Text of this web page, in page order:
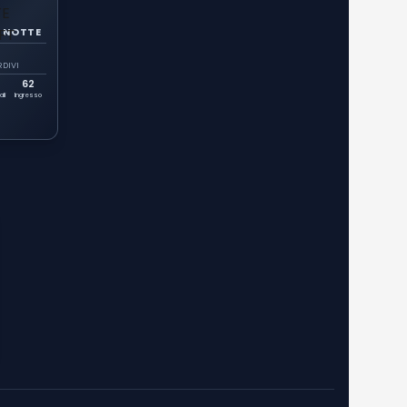
62
Ingresso